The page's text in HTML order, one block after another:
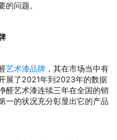
问题。
艺术漆品牌 ，其在市场当中有
展了2021年到2023年的数据
醛艺术漆连续三年在全国的销
一的状况充分彰显出它的产品